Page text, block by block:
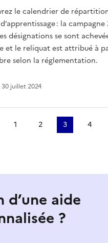
le calendrier de
: la campagne
désignations se sont
et le reliquat est attribué à
selon la réglementation.
30 juillet 2024
page
Page précédente
1 2 3 4
d’une aide
?